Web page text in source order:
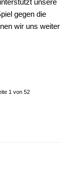
unsere
gegen die
wir uns weiter
1 von 52